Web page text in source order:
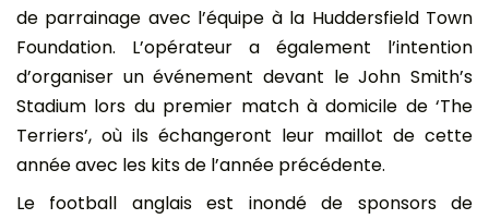
de parrainage avec l’équipe à la Huddersfield Town
Foundation. L’opérateur a également l’intention
d’organiser un événement devant le John Smith’s
Stadium lors du premier match à domicile de ‘The
Terriers’, où ils échangeront leur maillot de cette
année avec les kits de l’année précédente.
Le football anglais est inondé de sponsors de